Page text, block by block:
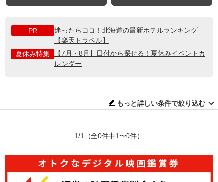
PR
迷ったらココ！北海道の最新ホテルランキング
【楽天トラベル】
夏休み特集
【7月・8月】日付から探せる！夏休みイベントカ
レンダー
もっと詳しい条件で絞り込む
1/1 （全0件中1〜0件）